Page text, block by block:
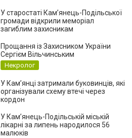
У старостаті Кам’янець-Подільської
громади відкрили меморіал
загиблим захисникам
Прощання із Захисником України
Сергієм Вільчинським
Некролог
У Кам’янці затримали буковинців, які
організували схему втечі через
кордон
У Кам’янець-Подільській міській
лікарні за липень народилося 56
малюків